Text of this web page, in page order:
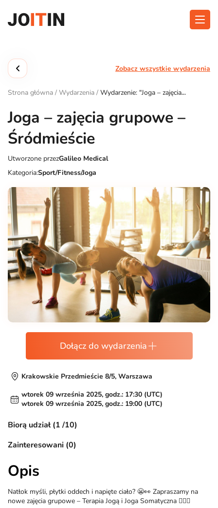
treści
Funkcjonalność
Kontakt
Pobierz aplikację:
Zobacz wszystkie wydarzenia
Strona główna / Wydarzenia / Wydarzenie: "Joga – zajęcia
Joga – zajęcia grupowe –
Śródmieście
Utworzone przezGalileo Medical
Kategoria:Sport/Fitness/Joga
Dołącz do wydarzenia
Krakowskie Przedmieście 8/5, Warszawa
wtorek 09 września 2025, godz.: 17:30 (UTC)
wtorek 09 września 2025, godz.: 19:00 (UTC)
Biorą udział (1 /10)
Zainteresowani (0)
Opis
Natłok myśli, płytki oddech i napięte ciało? 😬👀 Zapraszamy na
nowe zajęcia grupowe – Terapia Jogą i Joga Somatyczna 🧘🏻‍♀️